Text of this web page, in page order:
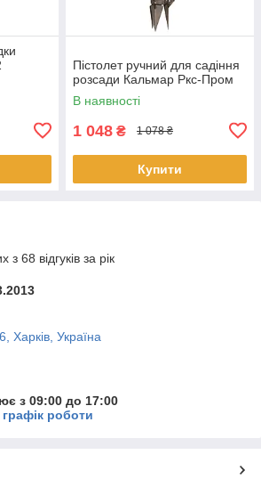
Пістолет ручний для садіння
розсади Кальмар Ркс-Пром
В наявності
1 048 ₴ 1 078 ₴
Купити
68 відгуків за рік
Харків, Україна
з 09:00 до 17:00
роботи